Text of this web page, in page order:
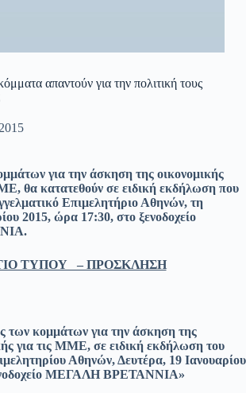
απαντούν για την πολιτική τους
για την άσκηση της οικονομικής
θα κατατεθούν σε ειδική εκδήλωση που
Επιμελητήριο Αθηνών, τη
2015, ώρα 17:30, στο ξενοδοχείο
ΤΥΠΟΥ – ΠΡΟΣΚΛΗΣΗ
των κομμάτων για την άσκηση της
για τις ΜΜΕ, σε ειδική εκδήλωση του
Αθηνών, Δευτέρα, 19 Ιανουαρίου
ΜΕΓΑΛΗ ΒΡΕΤΑΝΝΙΑ»